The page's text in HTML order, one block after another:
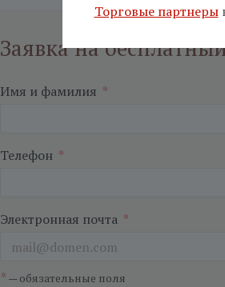
Заявка на
Имя и фамилия *
Телефон *
Электронная почта *
* — обязательные поля
Торговые партнеры